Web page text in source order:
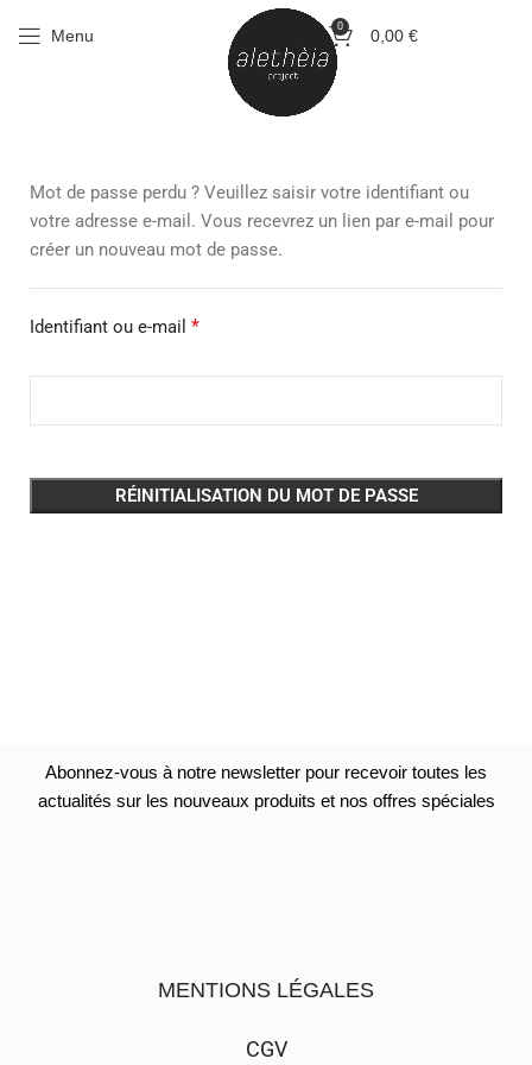
Menu 0 0,00 €
Mot de passe perdu ? Veuillez saisir votre identifiant ou
votre adresse e-mail. Vous recevrez un lien par e-mail pour
créer un nouveau mot de passe.
Identifiant ou e-mail *
RÉINITIALISATION DU MOT DE PASSE
Abonnez-vous à notre newsletter pour recevoir toutes les
actualités sur les nouveaux produits et nos offres spéciales
MENTIONS LÉGALES
CGV